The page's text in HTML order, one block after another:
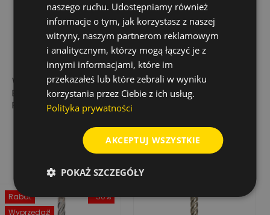
WIERTŁO UDAROWE
BIONIC PRO SDS-
PLUS, 6,0X 50/110
Dodaj do koszyka
WIERTŁO UDAR.
TRIJET ULTIMATE SDS-
67,31 zł
Dodaj do koszyka
-50%
Rabat
Wyprzedaż!
naszego ruchu. Udostępniamy również
informacje o tym, jak korzystasz z naszej
witryny, naszym partnerom reklamowym
i analitycznym, którzy mogą łączyć je z
innymi informacjami, które im
przekazałeś lub które zebrali w wyniku
korzystania przez Ciebie z ich usług.
Polityka prywatności
AKCEPTUJ WSZYSTKIE
POKAŻ SZCZEGÓŁY